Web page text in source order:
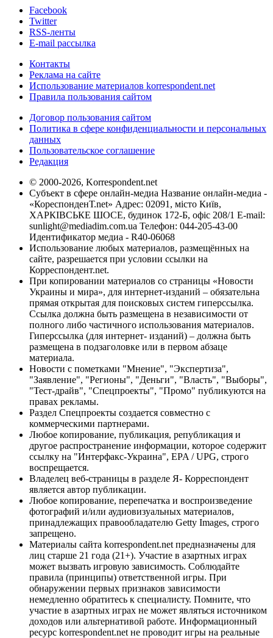
Facebook
Twitter
RSS-ленты
E-mail рассылка
Контакты
Реклама на сайте
Использование материалов korrespondent.net
Правила пользования сайтом
Договор пользования сайтом
Политика в сфере конфиденциальности и персональных
данных
Пользовательское соглашение
Редакция
© 2000-2026, Korrespondent.net
Субъект в сфере онлайн-медиа Название онлайн-медиа -
«КореспонденТ.net» Адрес: 02091, місто Київ,
ХАРКІВСЬКЕ ШОСЕ, будинок 172-Б, офіс 208/1 E-mail:
sunlight@mediadim.com.ua Телефон: 044-205-43-00
Идентификатор медиа - R40-06068
Использование любых материалов, размещённых на
сайте, разрешается при условии ссылки на
Корреспондент.net.
При копировании материалов со страницы «Новости
Украины и мира», для интернет-изданий – обязательна
прямая открытая для поисковых систем гиперссылка.
Ссылка должна быть размещена в независимости от
полного либо частичного использования материалов.
Гиперссылка (для интернет- изданий) – должна быть
размещена в подзаголовке или в первом абзаце
материала.
Новости с пометками "Мнение", "Экспертиза",
"Заявление", "Регионы", "Деньги", "Власть", "Выборы",
"Тест-драйв", "Спецпроекты", "Промо" публикуются на
правах рекламы.
Раздел Спецпроекты создается совместно с
коммерческими партнерами.
Любое копирование, публикация, републикация и
другое распространение информации, которое содержит
ссылку на "Интерфакс-Украина", EPA / UPG, строго
воспрещается.
Владелец веб-страницы в разделе Я- Корреспондент
является автор публикации.
Любое копирование, перепечатка и воспроизведение
фотографий и/или аудиовизуальных материалов,
принадлежащих правообладателю Getty Images, строго
запрещено.
Материалы сайта korrespondent.net предназначены для
лиц старше 21 года (21+). Участие в азартных играх
может вызвать игровую зависимость. Соблюдайте
правила (принципы) ответственной игры. При
обнаружении первых признаков зависимости
немедленно обратитесь к специалисту. Помните, что
участие в азартных играх не может являться источником
доходов или альтернативой работе. Информационный
ресурс korrespondent.net не проводит игры на реальные